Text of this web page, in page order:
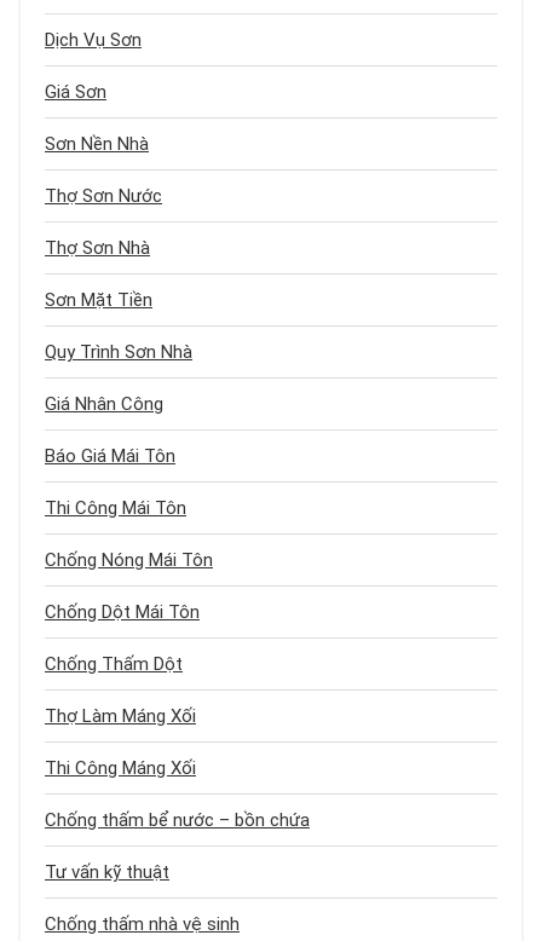
Dịch Vụ Sơn
Giá Sơn
Sơn Nền Nhà
Thợ Sơn Nước
Thợ Sơn Nhà
Sơn Mặt Tiền
Quy Trình Sơn Nhà
Giá Nhân Công
Báo Giá Mái Tôn
Thi Công Mái Tôn
Chống Nóng Mái Tôn
Chống Dột Mái Tôn
Chống Thấm Dột
Thợ Làm Máng Xối
Thi Công Máng Xối
Chống thấm bể nước – bồn chứa
Tư vấn kỹ thuật
Chống thấm nhà vệ sinh